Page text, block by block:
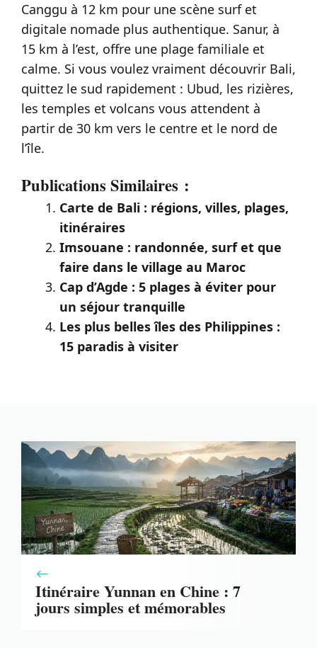
Canggu à 12 km pour une scène surf et
digitale nomade plus authentique. Sanur, à
15 km à l’est, offre une plage familiale et
calme. Si vous voulez vraiment découvrir Bali,
quittez le sud rapidement : Ubud, les rizières,
les temples et volcans vous attendent à
partir de 30 km vers le centre et le nord de
l’île.
Publications Similaires :
Carte de Bali : régions, villes, plages,
itinéraires
Imsouane : randonnée, surf et que
faire dans le village au Maroc
Cap d’Agde : 5 plages à éviter pour
un séjour tranquille
Les plus belles îles des Philippines :
15 paradis à visiter
Itinéraire Yunnan en Chine : 7
jours simples et mémorables